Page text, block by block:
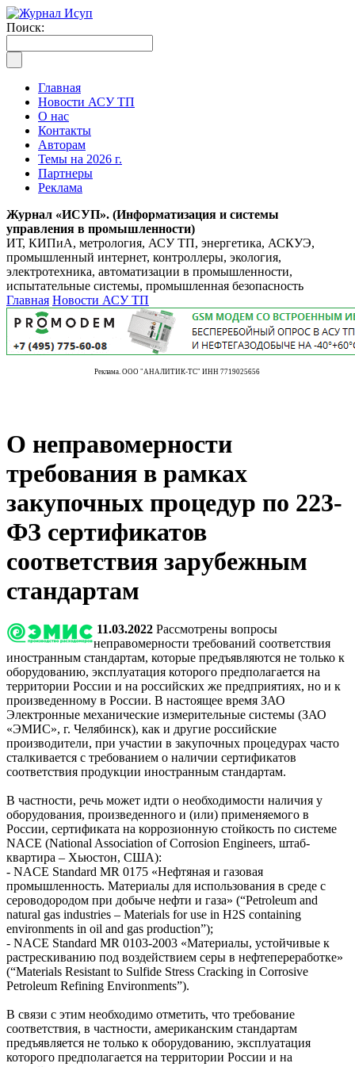
Поиск:
Главная
Новости АСУ ТП
О нас
Контакты
Авторам
Темы на 2026 г.
Партнеры
Реклама
Журнал «ИСУП». (Информатизация и системы
управления в промышленности)
ИТ, КИПиА, метрология, АСУ ТП, энергетика, АСКУЭ,
промышленный интернет, контроллеры, экология,
электротехника, автоматизации в промышленности,
испытательные системы, промышленная безопасность
Главная Новости АСУ ТП
Реклама. ООО "АНАЛИТИК-ТС" ИНН 7719025656
О неправомерности
требования в рамках
закупочных процедур по 223-
ФЗ сертификатов
соответствия зарубежным
стандартам
11.03.2022 Рассмотрены вопросы
неправомерности требований соответствия
иностранным стандартам, которые предъявляются не только к
оборудованию, эксплуатация которого предполагается на
территории России и на российских же предприятиях, но и к
произведенному в России. В настоящее время ЗАО
Электронные механические измерительные системы (ЗАО
«ЭМИС», г. Челябинск), как и другие российские
производители, при участии в закупочных процедурах часто
сталкивается с требованием о наличии сертификатов
соответствия продукции иностранным стандартам.
В частности, речь может идти о необходимости наличия у
оборудования, произведенного и (или) применяемого в
России, сертификата на коррозионную стойкость по системе
NACE (National Association of Corrosion Engineers, штаб-
квартира – Хьюстон, США):
- NACE Standard MR 0175 «Нефтяная и газовая
промышленность. Материалы для использования в среде с
сероводородом при добыче нефти и га­за» (“Petroleum and
natural gas industries – Materials for use in H2S containing
environments in oil and gas production”);
- NACE Standard MR 0103-2003 «Материалы, устойчивые к
растрескиванию под воздействием се­ры в нефтепереработке»
(“Materials Resistant to Sulfide Stress Cracking in Corrosive
Petroleum Refining Environments”).
В связи с этим необходимо отметить, что требование
соответствия, в частности, американским стандартам
предъявляется не только к оборудованию, эксплуатация
которого предполагается на территории России и на